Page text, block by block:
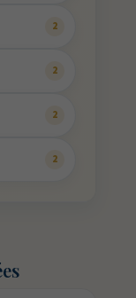
2
2
2
2